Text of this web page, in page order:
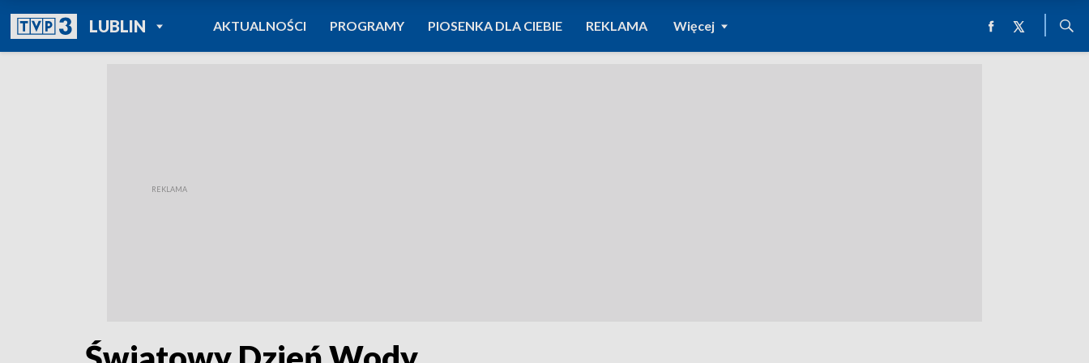
LUBLINPOWRÓT DO
TVP REGIONY
AKTUALNOŚCI PROGRAMY PIOSENKA DLA CIEBIE REKLAMA Więcej